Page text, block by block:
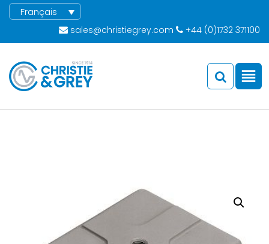
Français
sales@christiegrey.com +44 (0)1732 371100